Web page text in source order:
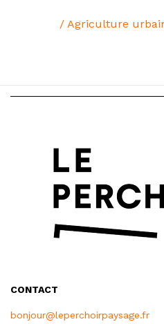
/ Agriculture
CONTACT
bonjour@leperchoirpaysage.fr